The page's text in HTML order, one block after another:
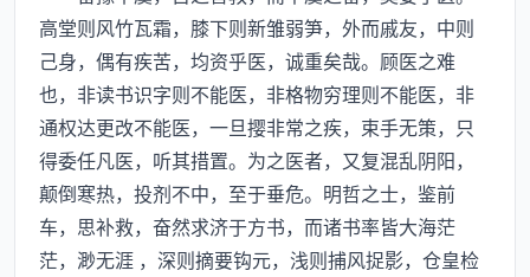
高堂则风竹瓦霜，膝下则新雏弱笋，外而戚友，中则
己身，偶有疾苦，均资乎医，诚重矣哉。顾医之难
也，非读书识字则不能医，非格物穷理则不能医，非
通权达更改不能医，一旦撄非常之疾，束手无策，只
得委任凡医，听其措置。为之医者，又复混乱阴阳，
颠倒寒热，投剂不中，至于垂危。明哲之士，鉴前
车，思补救，奋然求济于方书，而诸书率皆大海茫
茫，渺无涯 ，深则摘要钩元，浅则捕风捉影，仓皇检